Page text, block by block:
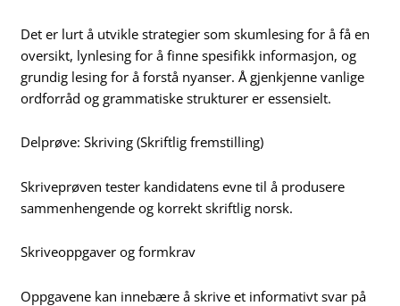
Det er lurt å utvikle strategier som skumlesing for å få en
oversikt, lynlesing for å finne spesifikk informasjon, og
grundig lesing for å forstå nyanser. Å gjenkjenne vanlige
ordforråd og grammatiske strukturer er essensielt.
Delprøve: Skriving (Skriftlig fremstilling)
Skriveprøven tester kandidatens evne til å produsere
sammenhengende og korrekt skriftlig norsk.
Skriveoppgaver og formkrav
Oppgavene kan innebære å skrive et informativt svar på